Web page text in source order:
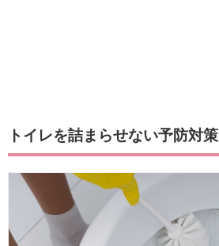
トイレを詰まらせない予防対策